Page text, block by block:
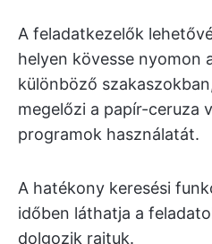
A feladatkezelők
helyen kövesse nyomon
különböző
megelőzi a papír-ceruza
programok használatát.
A hatékony keresési
időben láthatja a
dolgozik rajtuk.